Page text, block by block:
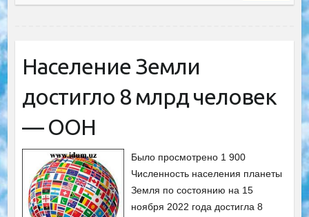
Население Земли
достигло 8 млрд человек
— ООН
Было просмотрено 1 900
Численность населения планеты
Земля по состоянию на 15
ноября 2022 года достигла 8